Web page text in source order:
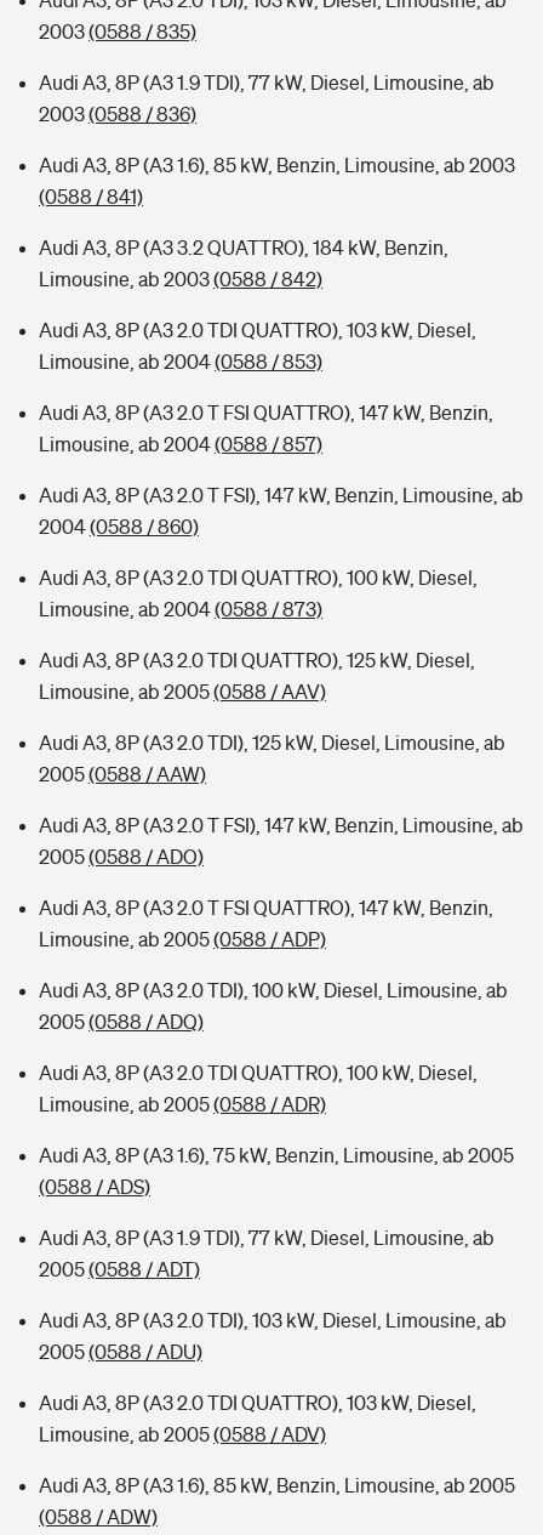
2003(0588 / 835)
Audi A3, 8P (A3 1.9 TDI), 77 kW, Diesel, Limousine, ab
2003(0588 / 836)
Audi A3, 8P (A3 1.6), 85 kW, Benzin, Limousine, ab 2003
(0588 / 841)
Audi A3, 8P (A3 3.2 QUATTRO), 184 kW, Benzin,
Limousine, ab 2003(0588 / 842)
Audi A3, 8P (A3 2.0 TDI QUATTRO), 103 kW, Diesel,
Limousine, ab 2004(0588 / 853)
Audi A3, 8P (A3 2.0 T FSI QUATTRO), 147 kW, Benzin,
Limousine, ab 2004(0588 / 857)
Audi A3, 8P (A3 2.0 T FSI), 147 kW, Benzin, Limousine, ab
2004(0588 / 860)
Audi A3, 8P (A3 2.0 TDI QUATTRO), 100 kW, Diesel,
Limousine, ab 2004(0588 / 873)
Audi A3, 8P (A3 2.0 TDI QUATTRO), 125 kW, Diesel,
Limousine, ab 2005(0588 / AAV)
Audi A3, 8P (A3 2.0 TDI), 125 kW, Diesel, Limousine, ab
2005(0588 / AAW)
Audi A3, 8P (A3 2.0 T FSI), 147 kW, Benzin, Limousine, ab
2005(0588 / ADO)
Audi A3, 8P (A3 2.0 T FSI QUATTRO), 147 kW, Benzin,
Limousine, ab 2005(0588 / ADP)
Audi A3, 8P (A3 2.0 TDI), 100 kW, Diesel, Limousine, ab
2005(0588 / ADQ)
Audi A3, 8P (A3 2.0 TDI QUATTRO), 100 kW, Diesel,
Limousine, ab 2005(0588 / ADR)
Audi A3, 8P (A3 1.6), 75 kW, Benzin, Limousine, ab 2005
(0588 / ADS)
Audi A3, 8P (A3 1.9 TDI), 77 kW, Diesel, Limousine, ab
2005(0588 / ADT)
Audi A3, 8P (A3 2.0 TDI), 103 kW, Diesel, Limousine, ab
2005(0588 / ADU)
Audi A3, 8P (A3 2.0 TDI QUATTRO), 103 kW, Diesel,
Limousine, ab 2005(0588 / ADV)
Audi A3, 8P (A3 1.6), 85 kW, Benzin, Limousine, ab 2005
(0588 / ADW)